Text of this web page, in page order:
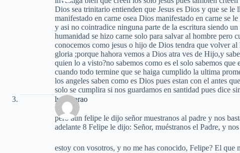
Dios sea trinitario entienden que Jesus es Dios y que se le
manifestado en carne osea Dios manifestado en carne se
y asi no cointradice ninguna parte de la escritura siendo
humanidad se hizo carne solo para salvar al hombre pero
conocemos como jesus o hijo de Dios tendra que volver
gloria ;porque hahora vemos a Dios atra ves de Hijo,y
quien lo a visto?no sabemos como es el solo sabemos
cuando todo termine que se haiga cumplido la ultima
los angeles saben como es Dios pues estan con el antes
solo se cumplira si nos guardamos en santidad pues dice
luis morao
pero aun felipe le dijo señor muestranos al padre y nos
adelante 8 Felipe le dijo: Señor, muéstranos el Padre, y
estoy con vosotros, y no me has conocido, Felipe? El que